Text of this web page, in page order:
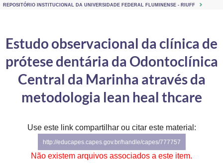
Ministério do Turismo
Controladoria-Geral da União
Ministério da Mulher, da Família e dos Direitos Humanos
Gabinete de Segurança Institucional
Advocacia-Geral da União
REPOSITÓRIO INSTITUCIONAL DA UNIVERSIDADE FEDERAL FLUMINENSE - RIUFF
Estudo observacional da clínica de
prótese dentária da Odontoclínica
Central da Marinha através da
metodologia lean heal thcare
Use este link compartilhar ou citar este material:
http://educapes.capes.gov.br/handle/capes/777757
Não existem arquivos associados a este item.